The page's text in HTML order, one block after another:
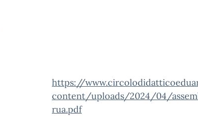
https://
content/uploads/2024/04/
rua.pdf